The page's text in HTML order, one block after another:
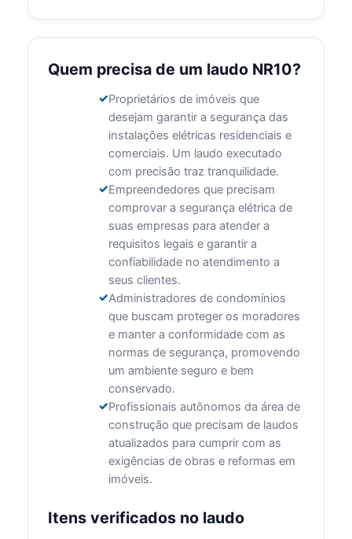
Quem precisa de um laudo NR10?
Proprietários de imóveis que
desejam garantir a segurança das
instalações elétricas residenciais e
comerciais. Um laudo executado
com precisão traz tranquilidade.
Empreendedores que precisam
comprovar a segurança elétrica de
suas empresas para atender a
requisitos legais e garantir a
confiabilidade no atendimento a
seus clientes.
Administradores de condomínios
que buscam proteger os moradores
e manter a conformidade com as
normas de segurança, promovendo
um ambiente seguro e bem
conservado.
Profissionais autônomos da área de
construção que precisam de laudos
atualizados para cumprir com as
exigências de obras e reformas em
imóveis.
Itens verificados no laudo